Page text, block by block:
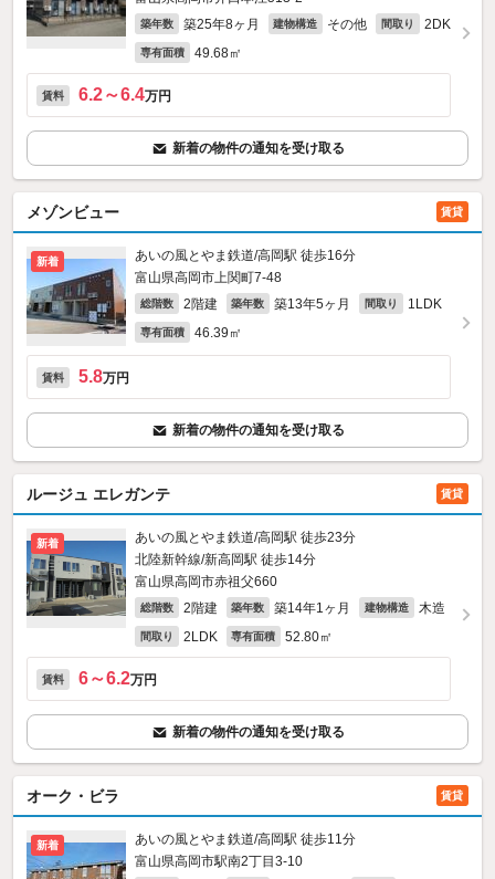
築年数 築25年8ヶ月 建物構造 その他 間取り 2DK
専有面積 49.68㎡
賃料 6.2～6.4万円
新着の物件の通知を受け取る
メゾンビュー 賃貸
新着
あいの風とやま鉄道/高岡駅 徒歩16分
富山県高岡市上関町7-48
総階数 2階建 築年数 築13年5ヶ月 間取り 1LDK
専有面積 46.39㎡
賃料 5.8万円
新着の物件の通知を受け取る
ルージュ エレガンテ 賃貸
新着
あいの風とやま鉄道/高岡駅 徒歩23分
北陸新幹線/新高岡駅 徒歩14分
富山県高岡市赤祖父660
総階数 2階建 築年数 築14年1ヶ月 建物構造 木造
間取り 2LDK 専有面積 52.80㎡
賃料 6～6.2万円
新着の物件の通知を受け取る
オーク・ビラ 賃貸
新着
あいの風とやま鉄道/高岡駅 徒歩11分
富山県高岡市駅南2丁目3-10